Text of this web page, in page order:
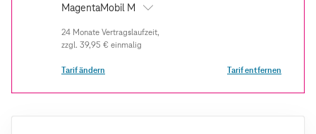
MagentaMobil M
zzgl. 39,95 € einmalig
Tarif ändern Tarif entfernen